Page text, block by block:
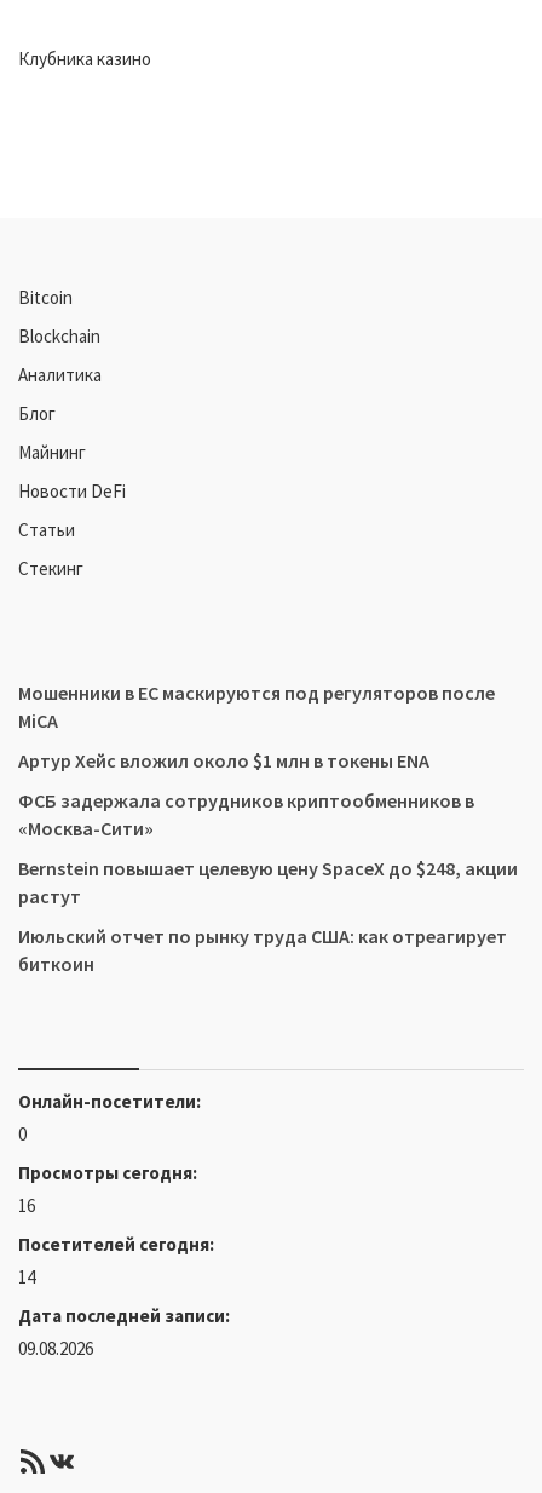
Клубника казино
Bitcoin
Blockchain
Аналитика
Блог
Майнинг
Новости DeFi
Статьи
Стекинг
Мошенники в ЕС маскируются под регуляторов после
MiCA
Артур Хейс вложил около $1 млн в токены ENA
ФСБ задержала сотрудников криптообменников в
«Москва-Сити»
Bernstein повышает целевую цену SpaceX до $248, акции
растут
Июльский отчет по рынку труда США: как отреагирует
биткоин
Онлайн-посетители:
0
Просмотры сегодня:
16
Посетителей сегодня:
14
Дата последней записи:
09.08.2026
RSS-лентаВКонтакте